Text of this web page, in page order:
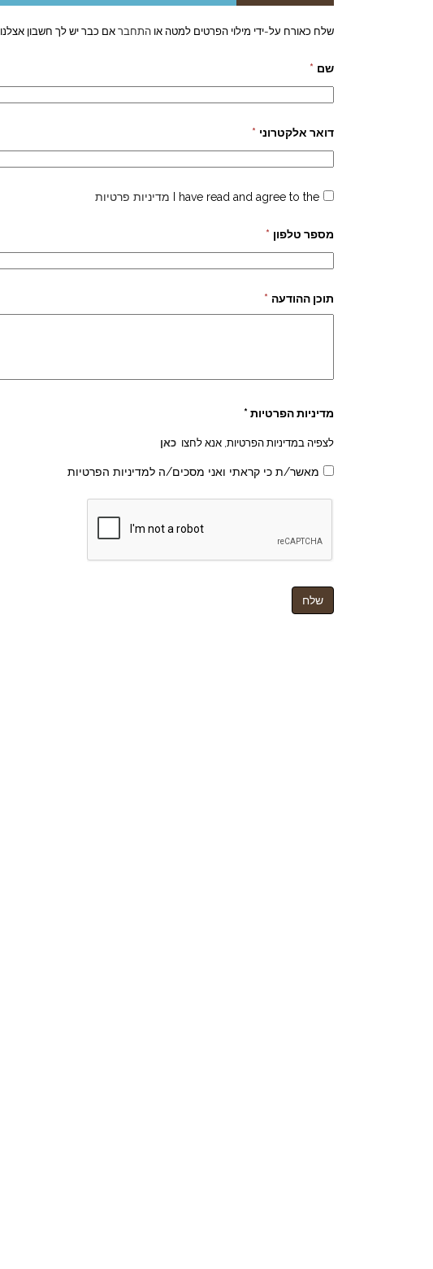
שלח כאורח על-ידי מילוי הפרטים למטה או התחבראם כבר יש לך חשבון אצלנו
שם *
דואר אלקטרוני *
I have read and agree to the מדיניות פרטיות
מספר טלפון *
תוכן ההודעה *
מדיניות הפרטיות *
לצפיה במדיניות הפרטיות, אנא לחצו כאן
מאשר/ת כי קראתי ואני מסכים/ה למדיניות הפרטיות